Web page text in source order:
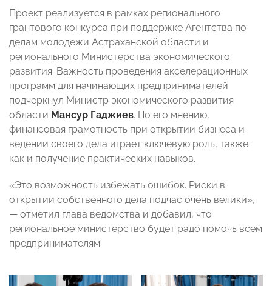
Проект реализуется в рамках регионального
грантового конкурса при поддержке Агентства по
делам молодежи Астраханской области и
регионального Министерства экономического
развития. Важность проведения акселерационных
программ для начинающих предпринимателей
подчеркнул Министр экономического развития
области Мансур Гаджиев. По его мнению,
финансовая грамотность при открытии бизнеса и
ведении своего дела играет ключевую роль, также
как и получение практических навыков.
«Это возможность избежать ошибок. Риски в
открытии собственного дела подчас очень велики»,
— отметил глава ведомства и добавил, что
региональное министерство будет радо помочь всем
предпринимателям.